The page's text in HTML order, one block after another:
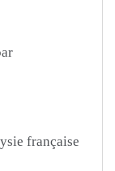
française